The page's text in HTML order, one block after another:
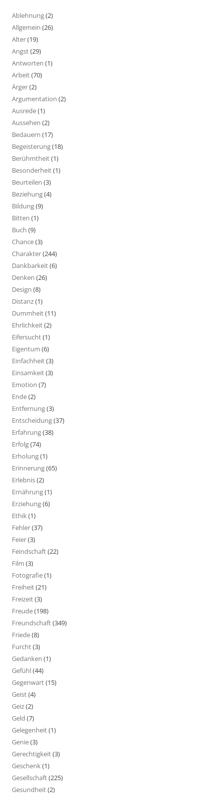
Ablehnung(2)
Allgemein (26)
Alter(19)
Angst(29)
Antworten (1)
Arbeit(70)
Ärger(2)
Argumentation (2)
Ausrede(1)
Aussehen (2)
Bedauern (17)
Begeisterung(18)
Berühmtheit(1)
Besonderheit(1)
Beurteilen (3)
Beziehung(4)
Bildung(9)
Bitten (1)
Buch (9)
Chance(3)
Charakter(244)
Dankbarkeit(6)
Denken (26)
Design (8)
Distanz(1)
Dummheit(11)
Ehrlichkeit(2)
Eifersucht(1)
Eigentum (6)
Einfachheit(3)
Einsamkeit(3)
Emotion (7)
Ende(2)
Entfernung(3)
Entscheidung(37)
Erfahrung(38)
Erfolg(74)
Erholung(1)
Erinnerung(65)
Erlebnis(2)
Ernährung(1)
Erziehung(6)
Ethik(1)
Fehler(37)
Feier(3)
Feindschaft(22)
Film (3)
Fotografie(1)
Freiheit(21)
Freizeit(3)
Freude(198)
Freundschaft(349)
Friede(8)
Furcht(3)
Gedanken (1)
Gefühl(44)
Gegenwart(15)
Geist(4)
Geiz(2)
Geld (7)
Gelegenheit(1)
Genie(3)
Gerechtigkeit(3)
Geschenk(1)
Gesellschaft(225)
Gesundheit(2)